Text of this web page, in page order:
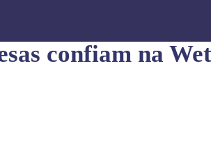
confiam na